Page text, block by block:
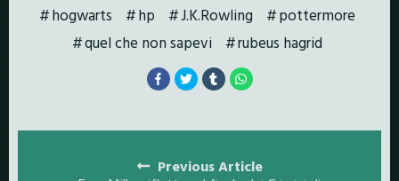
hogwarts
hp J.K.Rowling
pottermore
quel che non sapevi
rubeus hagrid
navigation
Previous Article